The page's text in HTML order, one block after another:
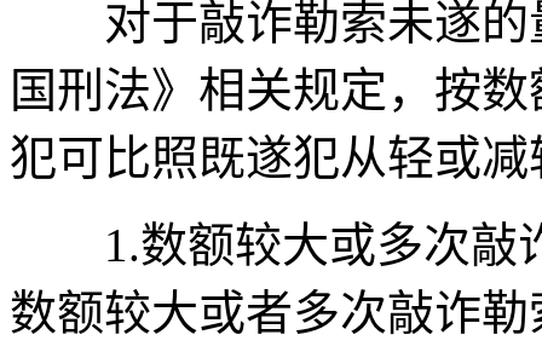
对于敲诈勒索未遂的
国刑法》相关规定，按
犯可比照既遂犯从轻或
1.数额较大或多次敲
数额较大或者多次敲诈